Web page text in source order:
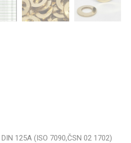
125A (ISO 7090,ČSN 02 1702)